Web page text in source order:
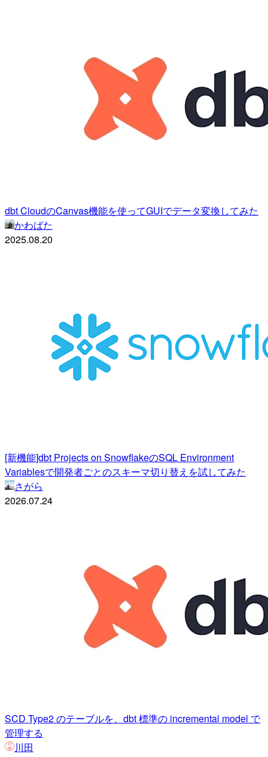
dbt CloudのCanvas機能を使ってGUIでデータ変換してみた
かわばた
2025.08.20
[新機能]dbt Projects on SnowflakeのSQL Environment
Variablesで開発者ごとのスキーマ切り替えを試してみた
さがら
2026.07.24
SCD Type2 のテーブルを、dbt 標準の incremental model で
管理する
川田